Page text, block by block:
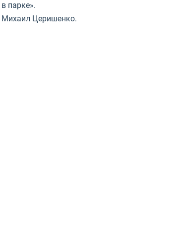
парке».
Михаил Церишенко.